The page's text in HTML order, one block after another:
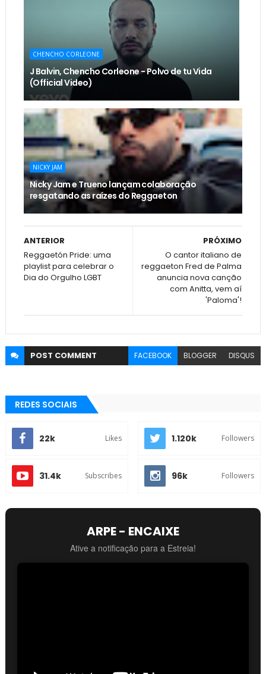
CHENCHO CORLEONE
J Balvin, Chencho Corleone - Polvo de tu Vida
(Official Video)
NICKY JAM
Nicky Jam e Trueno lançam colaboração
resgatando as raízes do Reggaeton
PRÓXIMO
O cantor italiano de
reggaeton Fred de Palma
anuncia nova canção
com Anitta, vem aí
'Paloma'!
ANTERIOR
Reggaetón Pride: uma
playlist para celebrar o
Dia do Orgulho LGBT
POST COMMENT FACEBOOK BLOGGER DISQUS
REDES SOCIAIS
22k Likes 1.120k Followers
31.4k Subscribes 96k Followers
ARPE - ENCAIXE
Ative a notificação para a Estreia!